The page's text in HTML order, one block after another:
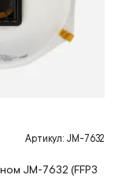
Артикул: JM-7632
JM-7632 (FFP3